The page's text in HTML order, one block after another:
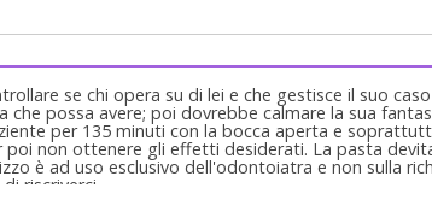
se chi opera su di lei e che gestisce il suo
che possa avere; poi dovrebbe calmare la sua
per 135 minuti con la bocca aperta e
poi non ottenere gli effetti desiderati. La pasta
è ad uso esclusivo dell'odontoiatra e non sulla
riscriverci.